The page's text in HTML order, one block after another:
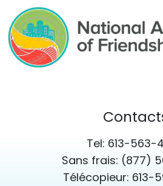
Tel: 613-563-
Sans frais: (877)
Télécopieur: 613-